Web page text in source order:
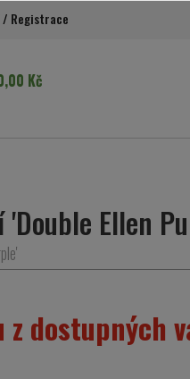
/ Registrace
Kč
Ellen
dostupných